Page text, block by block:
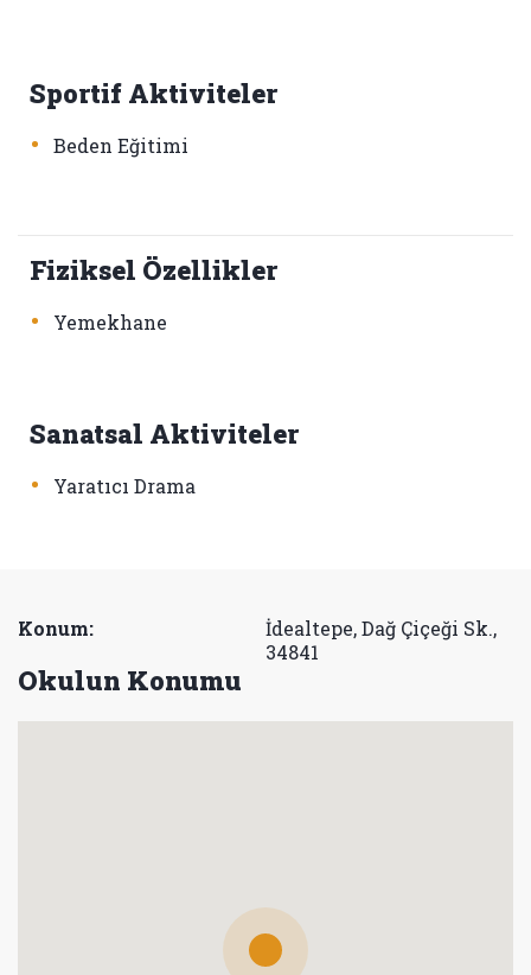
Sportif Aktiviteler
• Beden Eğitimi
Fiziksel Özellikler
• Yemekhane
Sanatsal Aktiviteler
• Yaratıcı Drama
Konum:
İdealtepe, Dağ Çiçeği Sk.,
34841
Okulun Konumu